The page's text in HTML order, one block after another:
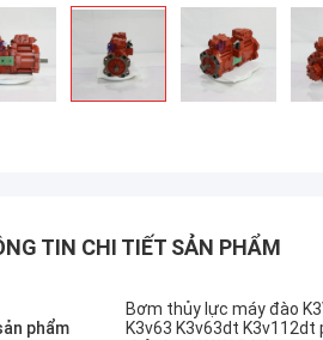
TIN CHI TIẾT SẢN PHẨM
phẩm
Bơm thủy lực máy đào
K3v63 K3v63dt